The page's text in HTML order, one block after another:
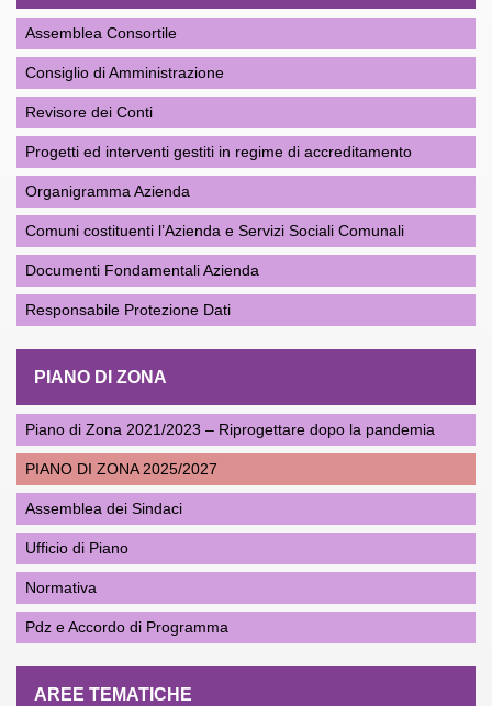
Assemblea Consortile
Consiglio di Amministrazione
Revisore dei Conti
Progetti ed interventi gestiti in regime di accreditamento
Organigramma Azienda
Comuni costituenti l’Azienda e Servizi Sociali Comunali
Documenti Fondamentali Azienda
Responsabile Protezione Dati
PIANO DI ZONA
Piano di Zona 2021/2023 – Riprogettare dopo la pandemia
PIANO DI ZONA 2025/2027
Assemblea dei Sindaci
Ufficio di Piano
Normativa
Pdz e Accordo di Programma
AREE TEMATICHE